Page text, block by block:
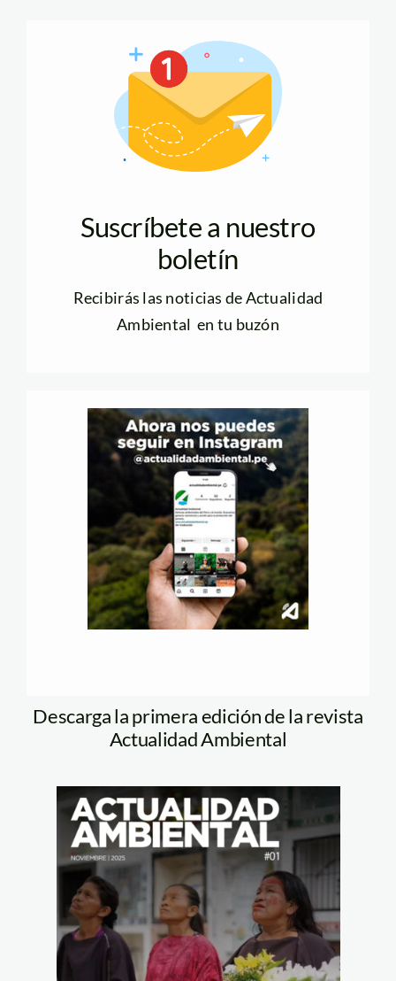
Suscríbete a nuestro
boletín
Recibirás las noticias de Actualidad
Ambiental en tu buzón
Descarga la primera edición de la revista
Actualidad Ambiental